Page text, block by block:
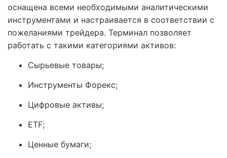
оснащена всеми необходимыми аналитическими
инструментами и настраивается в соответствии с
пожеланиями трейдера. Терминал позволяет
работать с такими категориями активов:
Сырьевые товары;
Инструменты Форекс;
Цифровые активы;
ETF;
Ценные бумаги;